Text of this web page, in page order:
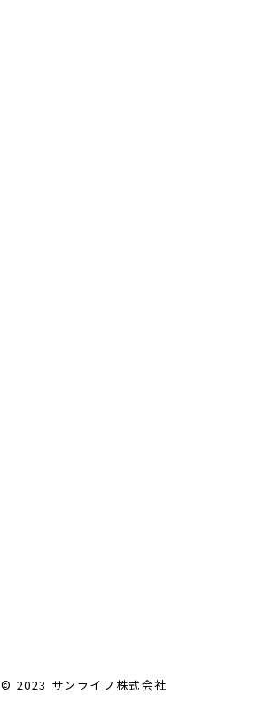
© 2023 サンライフ株式会社